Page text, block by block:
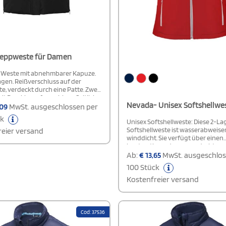
für Damen
mit abnehmbarer Kapuze.
Reißverschluss auf der
verdeckt durch eine Patte. Zwei
Druckknopfverschluss. Seitliche
mit Reißverschlüssen. Zugang
der Innenseite.
MwSt. ausgeschlossen per
versand
Nevada- Unisex
Unisex Softshellweste: Diese 2-
Softshellweste ist
winddicht. Sie verfügt über einen
kontrastierenden, umgedrehten
Reißverschluss mit Kinnschutz
sowie drei Taschen mit
elastischer Kordelzug und
unteren Saum sorgen für eine
Modell ist 184 cm groß und trägt
Ab:€13,65 MwSt.
100 Stück
Kostenfreier versand
Cod: 37536